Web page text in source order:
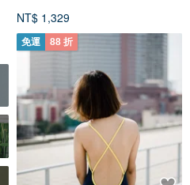
NT$ 1,329
免運 88 折